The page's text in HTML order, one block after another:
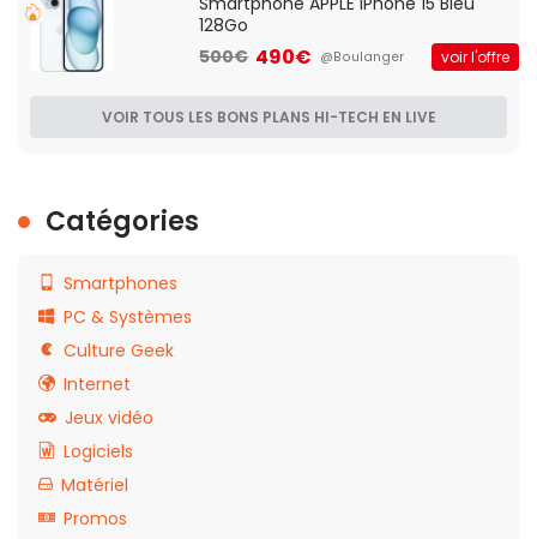
128Go
500€ 490€ @Boulanger voir l'offre
VOIR TOUS LES BONS PLANS HI-TECH EN LIVE
Catégories
Smartphones
PC & Systèmes
Culture Geek
Internet
Jeux vidéo
Logiciels
Matériel
Promos